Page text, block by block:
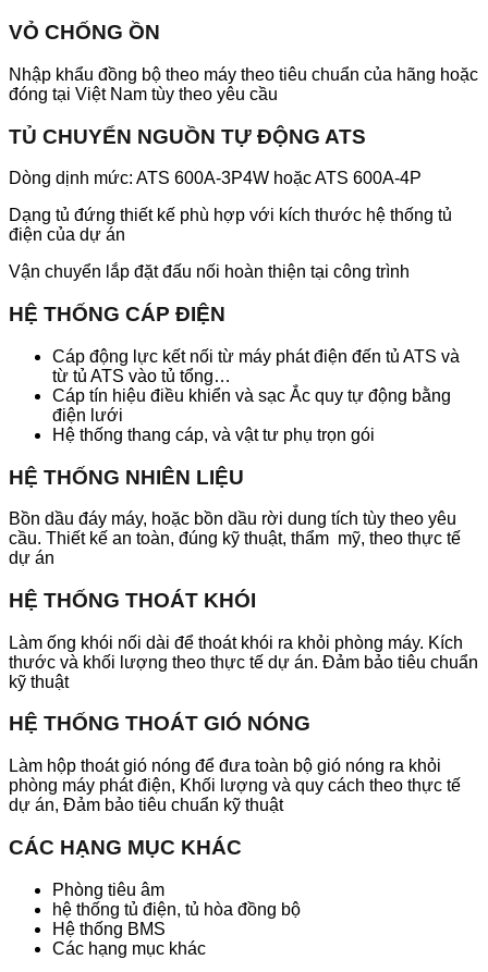
VỎ CHỐNG ỒN
Nhập khẩu đồng bộ theo máy theo tiêu chuẩn của hãng hoặc
đóng tại Việt Nam tùy theo yêu cầu
TỦ CHUYỂN NGUỒN TỰ ĐỘNG ATS
Dòng dịnh mức: ATS 600A-3P4W hoặc ATS 600A-4P
Dạng tủ đứng thiết kế phù hợp với kích thước hệ thống tủ
điện của dự án
Vận chuyển lắp đặt đấu nối hoàn thiện tại công trình
HỆ THỐNG CÁP ĐIỆN
Cáp động lực kết nối từ máy phát điện đến tủ ATS và
từ tủ ATS vào tủ tổng…
Cáp tín hiệu điều khiển và sạc Ắc quy tự động bằng
điện lưới
Hệ thống thang cáp, và vật tư phụ trọn gói
HỆ THỐNG NHIÊN LIỆU
Bồn dầu đáy máy, hoặc bồn dầu rời dung tích tùy theo yêu
cầu. Thiết kế an toàn, đúng kỹ thuật, thẩm mỹ, theo thực tế
dự án
HỆ THỐNG THOÁT KHÓI
Làm ống khói nối dài để thoát khói ra khỏi phòng máy. Kích
thước và khối lượng theo thực tế dự án. Đảm bảo tiêu chuẩn
kỹ thuật
HỆ THỐNG THOÁT GIÓ NÓNG
Làm hộp thoát gió nóng để đưa toàn bộ gió nóng ra khỏi
phòng máy phát điện, Khối lượng và quy cách theo thực tế
dự án, Đảm bảo tiêu chuẩn kỹ thuật
CÁC HẠNG MỤC KHÁC
Phòng tiêu âm
hệ thống tủ điện, tủ hòa đồng bộ
Hệ thống BMS
Các hạng mục khác